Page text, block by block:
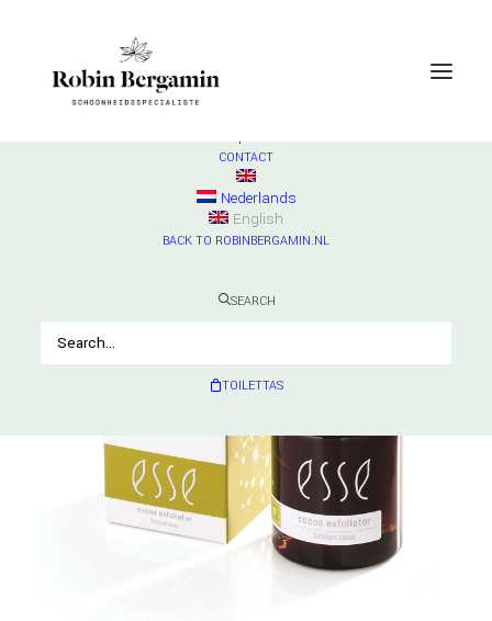
HURRAW
Check products
CONTACT
Nederlands
English
BACK TO ROBINBERGAMIN.NL
SEARCH
TOILETTAS